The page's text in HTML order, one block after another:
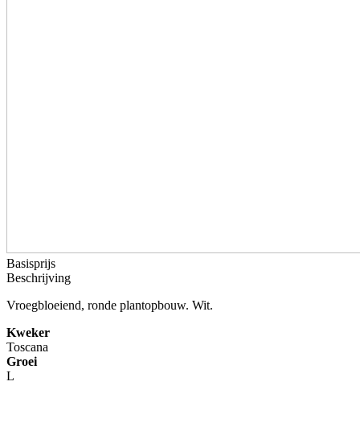
Basisprijs
Beschrijving
Vroegbloeiend, ronde plantopbouw. Wit.
Kweker
Toscana
Groei
L